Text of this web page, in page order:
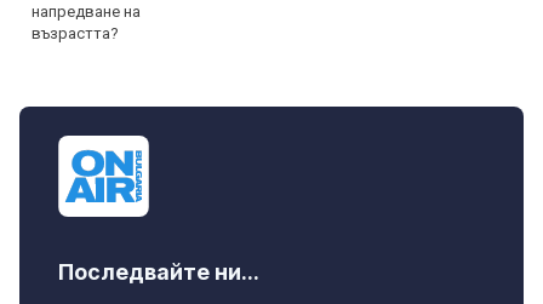
Последвайте ни...